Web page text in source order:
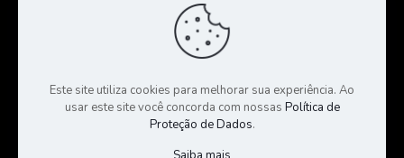
Este site utiliza cookies para melhorar sua experiência. Ao
usar este site você concorda com nossas Política de
Proteção de Dados.